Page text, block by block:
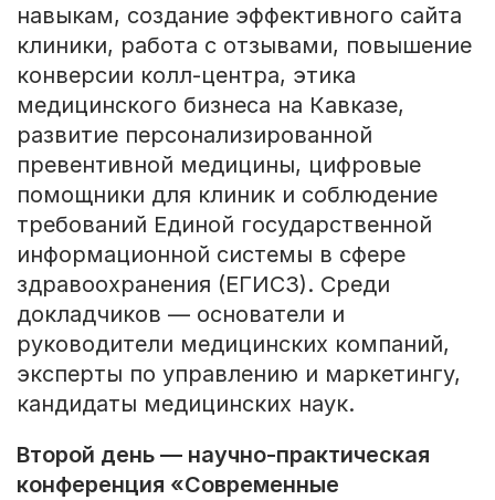
навыкам, создание эффективного сайта
клиники, работа с отзывами, повышение
конверсии колл-центра, этика
медицинского бизнеса на Кавказе,
развитие персонализированной
превентивной медицины, цифровые
помощники для клиник и соблюдение
требований Единой государственной
информационной системы в сфере
здравоохранения (ЕГИСЗ). Среди
докладчиков — основатели и
руководители медицинских компаний,
эксперты по управлению и маркетингу,
кандидаты медицинских наук.
Второй день — научно-практическая
конференция «Современные